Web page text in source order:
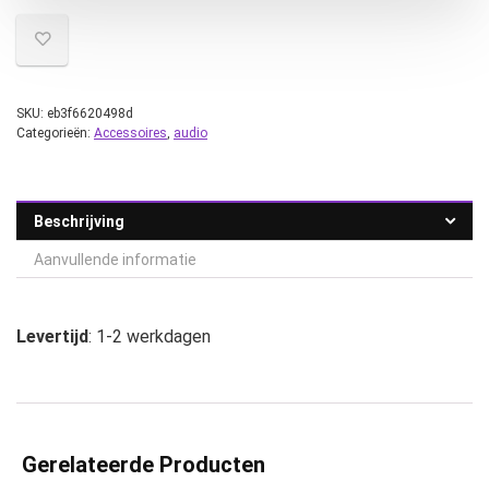
SKU: eb3f6620498d
Categorieën: Accessoires, audio
Beschrijving
Aanvullende informatie
Levertijd: 1-2 werkdagen
Gerelateerde Producten